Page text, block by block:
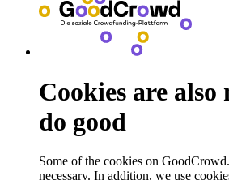
Cookies are also
do good
Some of the cookies on
necessary. In addition, we use